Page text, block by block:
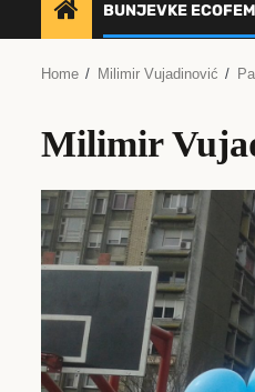
BUNJEVKE
Home Milimir Vujadinović
Milimir